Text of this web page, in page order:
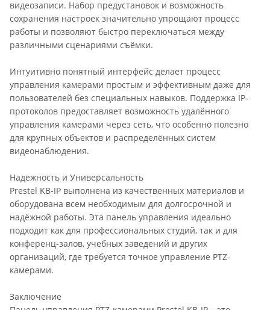
видеозаписи. Набор предустановок и возможность
сохранения настроек значительно упрощают процесс
работы и позволяют быстро переключаться между
различными сценариями съёмки.
Интуитивно понятный интерфейс делает процесс
управления камерами простым и эффективным даже для
пользователей без специальных навыков. Поддержка IP-
протоколов предоставляет возможность удалённого
управления камерами через сеть, что особенно полезно
для крупных объектов и распределённых систем
видеонаблюдения.
Надежность и Универсальность
Prestel KB-IP выполнена из качественных материалов и
оборудована всем необходимым для долгосрочной и
надёжной работы. Эта панель управления идеально
подходит как для профессиональных студий, так и для
конференц-залов, учебных заведений и других
организаций, где требуется точное управление PTZ-
камерами.
Заключение